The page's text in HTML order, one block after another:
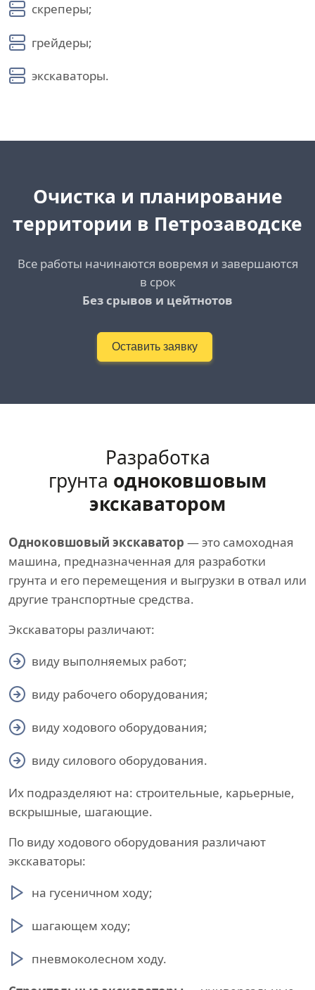
скреперы;
грейдеры;
экскаваторы.
Очистка и планирование
территории в Петрозаводске
Все работы начинаются вовремя и завершаются
в срок
Без срывов и цейтнотов
Оставить заявку
Разработка
грунта одноковшовым
экскаватором
Одноковшовый экскаватор — это самоходная
машина, предназначенная для разработки
грунта и его перемещения и выгрузки в отвал или
другие транспортные средства.
Экскаваторы различают:
виду выполняемых работ;
виду рабочего оборудования;
виду ходового оборудования;
виду силового оборудования.
Их подразделяют на: строительные, карьерные,
вскрышные, шагающие.
По виду ходового оборудования различают
экскаваторы:
на гусеничном ходу;
шагающем ходу;
пневмоколесном ходу.